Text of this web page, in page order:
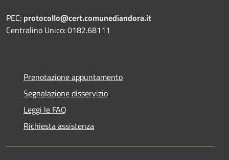
PEC: protocollo@cert.comunediandora.it
Centralino Unico: 0182.68111
Prenotazione appuntamento
Segnalazione disservizio
Leggi le FAQ
Richiesta assistenza